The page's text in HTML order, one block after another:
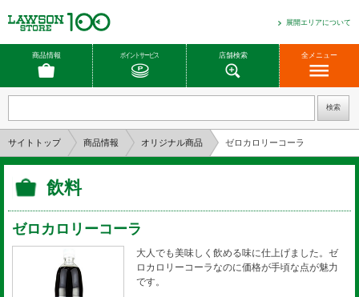
展開エリアについて
商品情報 ポイントサービス 店舗検索 全メニュー
サイトトップ 商品情報 オリジナル商品 ゼロカロリーコーラ
飲料
ゼロカロリーコーラ
大人でも美味しく飲める味に仕上げました。ゼ
ロカロリーコーラなのに価格が手頃な点が魅力
です。